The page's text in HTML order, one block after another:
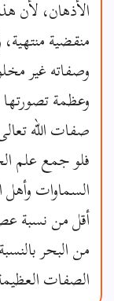
الأذهان، لأن
منقضية
وصفاته غير
وعظمة
صفات الله
فلو جمع علم
السماوات وأهل
أقل من نسبة
من البحر
الصفات